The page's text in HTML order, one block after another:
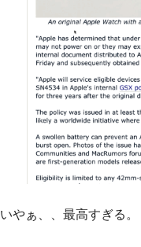
いやぁ、、最高すぎる。